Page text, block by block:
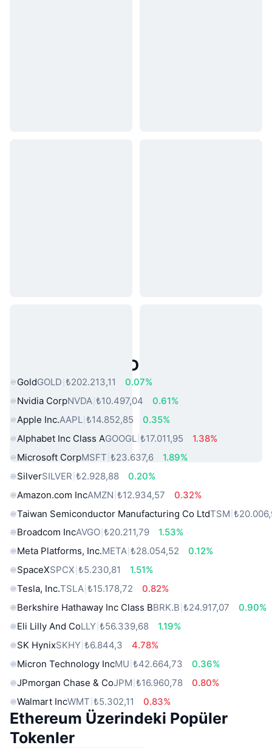
Popüler Gerçek Dünya Varlıkları
GoldGOLD ₺202.213,11
0.07%
Nvidia CorpNVDA ₺10.497,04
0.61%
Apple Inc.AAPL ₺14.852,85
0.35%
Alphabet Inc Class AGOOGL ₺17.011,95
1.38%
Microsoft CorpMSFT ₺23.637,6
1.89%
SilverSILVER ₺2.928,88
0.20%
Amazon.com IncAMZN ₺12.934,57
0.32%
Taiwan Semiconductor Manufacturing Co LtdTSM
Broadcom IncAVGO ₺20.211,79
1.53%
Meta Platforms, Inc.META ₺28.054,52
0.12%
SpaceXSPCX ₺5.230,81
1.51%
Tesla, Inc.TSLA ₺15.178,72
0.82%
Berkshire Hathaway Inc Class BBRK.B ₺24.917,07
0.90%
Eli Lilly And CoLLY ₺56.339,68
1.19%
SK HynixSKHY ₺6.844,3
4.78%
Micron Technology IncMU ₺42.664,73
0.36%
JPmorgan Chase & CoJPM ₺16.960,78
0.80%
Walmart IncWMT ₺5.302,11 0.83%
Ethereum Üzerindeki Popüler
Tokenler